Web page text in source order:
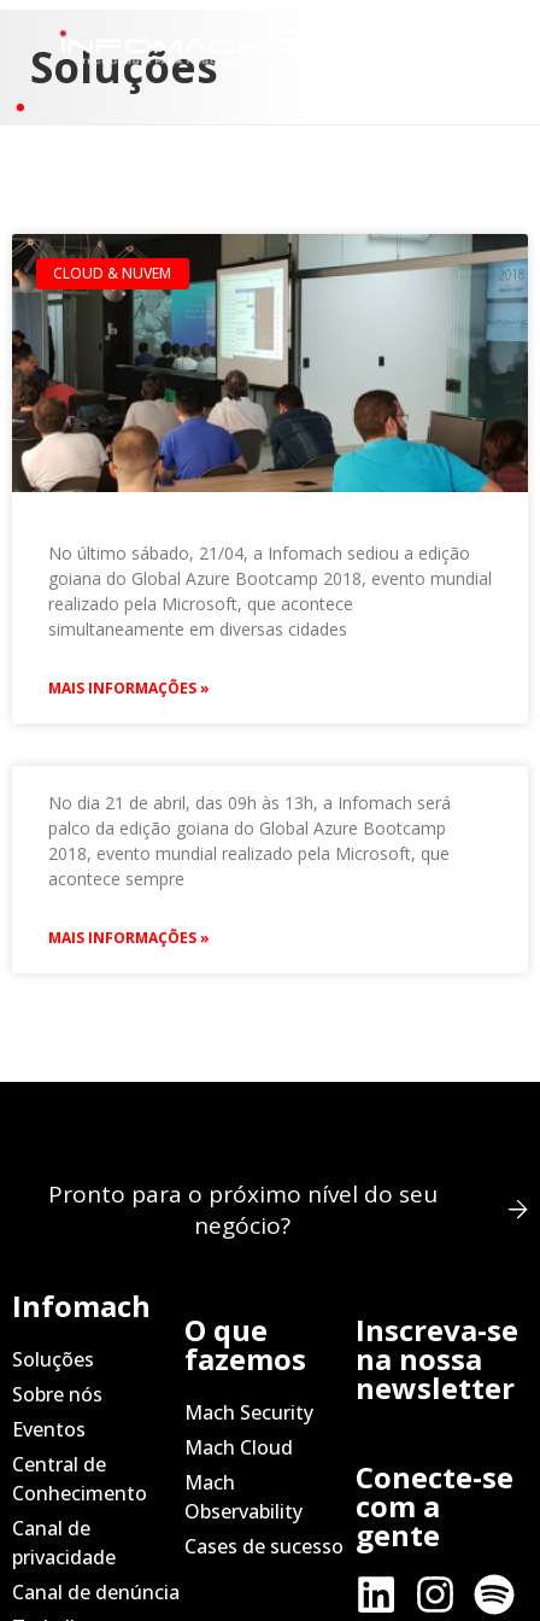
Soluções
CLOUD & NUVEM
No último sábado, 21/04, a Infomach sediou a edição
goiana do Global Azure Bootcamp 2018, evento mundial
realizado pela Microsoft, que acontece
simultaneamente em diversas cidades
MAIS INFORMAÇÕES »
No dia 21 de abril, das 09h às 13h, a Infomach será
palco da edição goiana do Global Azure Bootcamp
2018, evento mundial realizado pela Microsoft, que
acontece sempre
MAIS INFORMAÇÕES »
Pronto para o próximo nível do seu
negócio?
Infomach
Soluções
Sobre nós
Eventos
Central de
Conhecimento
Canal de
privacidade
Canal de denúncia
O que
fazemos
Mach Security
Mach Cloud
Mach
Observability
Cases de sucesso
Inscreva-se
na nossa
newsletter
Conecte-se
com a
gente